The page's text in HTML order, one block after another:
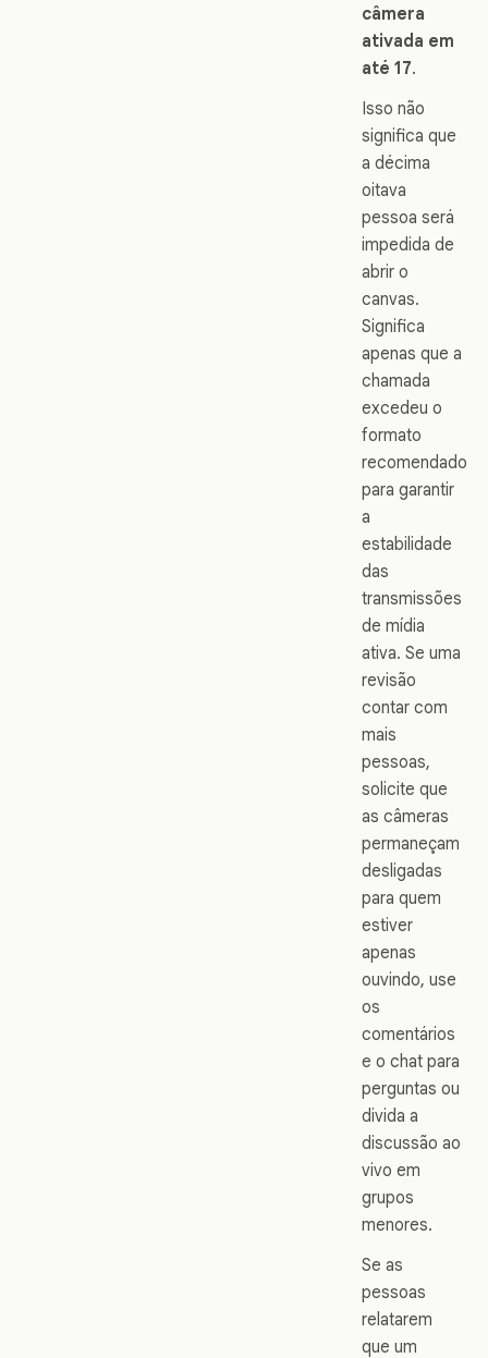
câmera
ativada em
até 17.
Isso não
significa que
a décima
oitava
pessoa será
impedida de
abrir o
canvas.
Significa
apenas que a
chamada
excedeu o
formato
recomendado
para garantir
a
estabilidade
das
transmissões
de mídia
ativa. Se uma
revisão
contar com
mais
pessoas,
solicite que
as câmeras
permaneçam
desligadas
para quem
estiver
apenas
ouvindo, use
os
comentários
e o chat para
perguntas ou
divida a
discussão ao
vivo em
grupos
menores.
Se as
pessoas
relatarem
que um